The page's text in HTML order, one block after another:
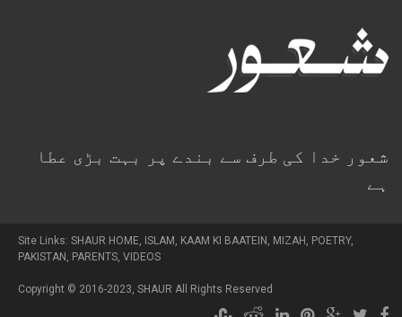
شعور خدا کی طرف سے بندے پر بہت بڑی عطا
ہے
Site Links: SHAUR HOME, ISLAM , KAAM KI BAATEIN , MIZAH , POETRY,
PAKISTAN , PARENTS, VIDEOS
Copyright © 2016-2023, SHAUR All Rights Reserved